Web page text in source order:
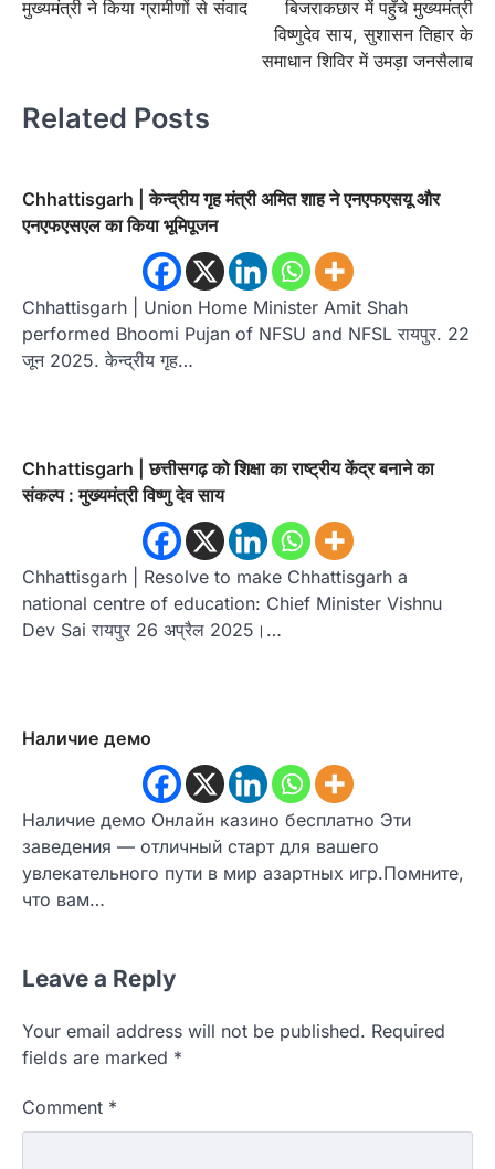
मुख्यमंत्री ने किया ग्रामीणों से संवाद
बिजराकछार में पहुँचे मुख्यमंत्री
विष्णुदेव साय, सुशासन तिहार के
समाधान शिविर में उमड़ा जनसैलाब
Related Posts
Chhattisgarh | केन्द्रीय गृह मंत्री अमित शाह ने एनएफएसयू और
एनएफएसएल का किया भूमिपूजन
Chhattisgarh | Union Home Minister Amit Shah
performed Bhoomi Pujan of NFSU and NFSL रायपुर. 22
जून 2025. केन्द्रीय गृह…
Chhattisgarh | छत्तीसगढ़ को शिक्षा का राष्ट्रीय केंद्र बनाने का
संकल्प : मुख्यमंत्री विष्णु देव साय
Chhattisgarh | Resolve to make Chhattisgarh a
national centre of education: Chief Minister Vishnu
Dev Sai रायपुर 26 अप्रैल 2025।…
Наличие демо
Наличие демо Онлайн казино бесплатно Эти
заведения — отличный старт для вашего
увлекательного пути в мир азартных игр.Помните,
что вам…
Leave a Reply
Your email address will not be published. Required
fields are marked *
Comment *